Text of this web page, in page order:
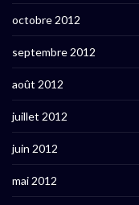
octobre 2012
septembre 2012
août 2012
juillet 2012
juin 2012
mai 2012